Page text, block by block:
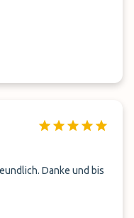
Danke und bis